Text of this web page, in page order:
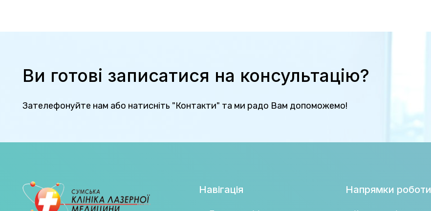
Ви готові записатися на консультацію?
Зателефонуйте нам або натисніть "Контакти" та ми радо Вам допоможемо!
Навігація Напрямки роботи